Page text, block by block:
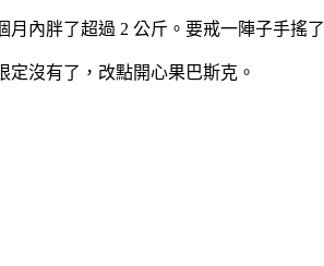
月內胖了超過 2 公斤。要戒一陣子手
沒有了，改點開心果巴斯克。